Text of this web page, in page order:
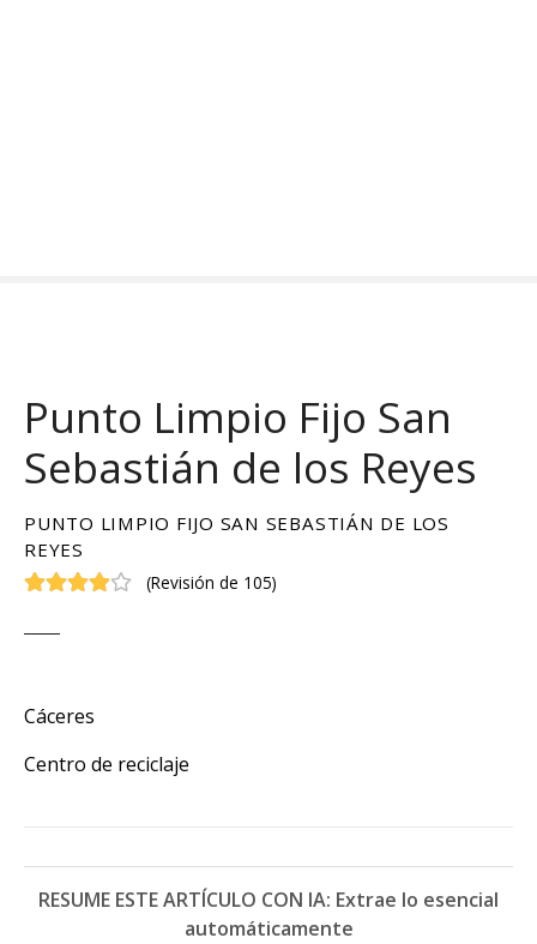
Punto Limpio Fijo San
Sebastián de los Reyes
PUNTO LIMPIO FIJO SAN SEBASTIÁN DE LOS
REYES
(Revisión de 105)
Cáceres
Centro de reciclaje
RESUME ESTE ARTÍCULO CON IA: Extrae lo esencial
automáticamente